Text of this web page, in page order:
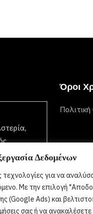
Δεδομένων
για να
Με την επιλογή
(Google Ads) και
σας ή να
Όροι